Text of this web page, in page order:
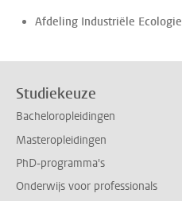
Afdeling Industriële Ecologie
Studiekeuze
Bacheloropleidingen
Masteropleidingen
PhD-programma's
Onderwijs voor professionals